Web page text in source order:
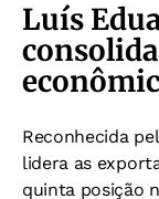
Luís
Reconhecida
lidera as
quinta posição